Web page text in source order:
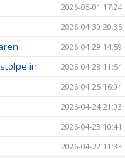
2026-05-01 17:24
2026-04-30 20:35
2026-04-29 14:59
in 2026-04-28 11:54
2026-04-25 16:04
2026-04-24 21:03
2026-04-23 10:41
2026-04-22 11:33